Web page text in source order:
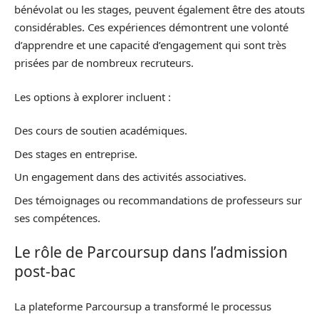
bénévolat ou les stages, peuvent également être des atouts
considérables. Ces expériences démontrent une volonté
d’apprendre et une capacité d’engagement qui sont très
prisées par de nombreux recruteurs.
Les options à explorer incluent :
Des cours de soutien académiques.
Des stages en entreprise.
Un engagement dans des activités associatives.
Des témoignages ou recommandations de professeurs sur
ses compétences.
Le rôle de Parcoursup dans l’admission
post-bac
La plateforme Parcoursup a transformé le processus